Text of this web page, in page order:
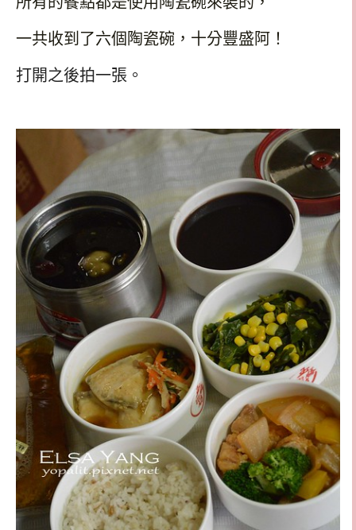
一共收到了六個陶瓷碗，十分豐盛阿！
打開之後拍一張。